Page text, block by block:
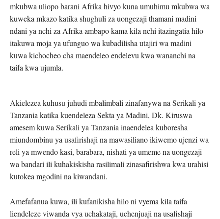
mkubwa uliopo barani Afrika hivyo kuna umuhimu mkubwa wa
kuweka mkazo katika shughuli za uongezaji thamani madini
ndani ya nchi za Afrika ambapo kama kila nchi itazingatia hilo
itakuwa moja ya ufunguo wa kubadilisha utajiri wa madini
kuwa kichocheo cha maendeleo endelevu kwa wananchi na
taifa kwa ujumla.
Akielezea kuhusu juhudi mbalimbali zinafanywa na Serikali ya
Tanzania katika kuendeleza Sekta ya Madini, Dk. Kiruswa
amesem kuwa Serikali ya Tanzania inaendelea kuboresha
miundombinu ya usafirishaji na mawasiliano ikiwemo ujenzi wa
reli ya mwendo kasi, barabara, nishati ya umeme na uongezaji
wa bandari ili kuhakiskisha rasilimali zinasafirishwa kwa urahisi
kutokea mgodini na kiwandani.
Amefafanua kuwa, ili kufanikisha hilo ni vyema kila taifa
liendeleze viwanda vya uchakataji, uchenjuaji na usafishaji